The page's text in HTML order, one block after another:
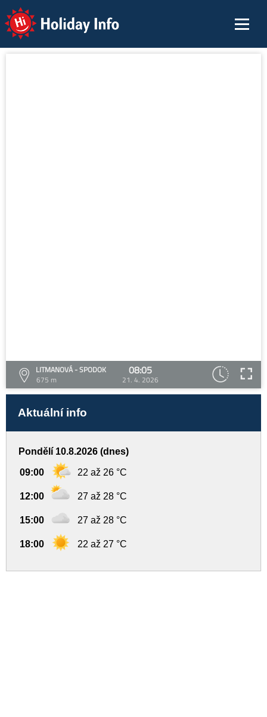
Holiday Info
LITMANOVÁ - SPODOK
675 m
08:05
21. 4. 2026
Aktuální info
Pondělí 10.8.2026 (dnes)
09:00 22 až 26 °C
12:00 27 až 28 °C
15:00 27 až 28 °C
18:00 22 až 27 °C